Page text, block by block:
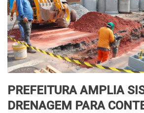
PREFEITURA AMPLIA
DRENAGEM PARA